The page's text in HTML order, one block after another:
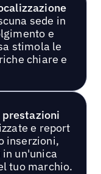
sede in
e
stimola le
chiare e
e report
inserzioni,
un'unica
tuo marchio.